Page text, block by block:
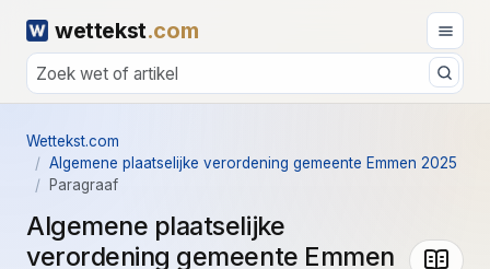
wettekst.com
Wettekst.com
Algemene plaatselijke verordening gemeente Emmen 2025
Paragraaf
Algemene plaatselijke
verordening gemeente Emmen